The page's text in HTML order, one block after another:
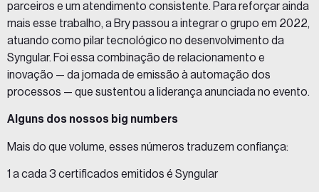
parceiros e um atendimento consistente. Para reforçar ainda
mais esse trabalho, a Brypassou a integrar o grupo em 2022,
atuando como pilar tecnológico no desenvolvimento da
Syngular. Foi essa combinação de relacionamento e
inovação — da jornada de emissão à automação dos
processos — que sustentou a liderança anunciada no evento.
Alguns dos nossos big numbers
Mais do que volume, esses números traduzem confiança:
1 a cada 3 certificados emitidos é Syngular